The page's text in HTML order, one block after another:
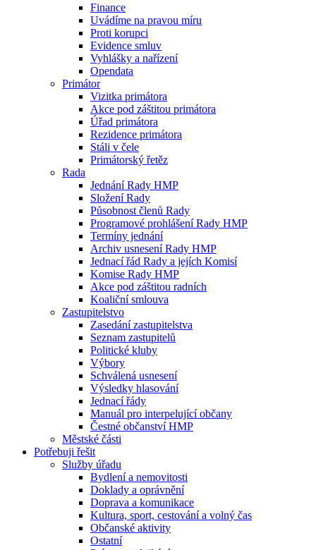
Finance
Uvádíme na pravou míru
Proti korupci
Evidence smluv
Vyhlášky a nařízení
Opendata
Primátor
Vizitka primátora
Akce pod záštitou primátora
Úřad primátora
Rezidence primátora
Stáli v čele
Primátorský řetěz
Rada
Jednání Rady HMP
Složení Rady
Působnost členů Rady
Programové prohlášení Rady HMP
Termíny jednání
Archiv usnesení Rady HMP
Jednací řád Rady a jejích Komisí
Komise Rady HMP
Akce pod záštitou radních
Koaliční smlouva
Zastupitelstvo
Zasedání zastupitelstva
Seznam zastupitelů
Politické kluby
Výbory
Schválená usnesení
Výsledky hlasování
Jednací řády
Manuál pro interpelující občany
Čestné občanství HMP
Městské části
Potřebuji řešit
Služby úřadu
Bydlení a nemovitosti
Doklady a oprávnění
Doprava a komunikace
Kultura, sport, cestování a volný čas
Občanské aktivity
Ostatní